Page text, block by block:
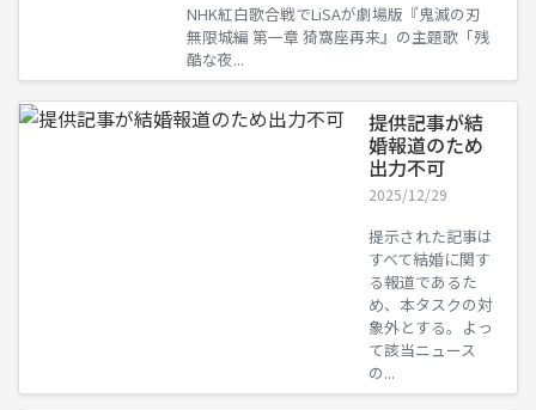
NHK紅白歌合戦でLiSAが劇場版『鬼滅の刃
無限城編 第一章 猗窩座再来』の主題歌「残
酷な夜...
提供記事が結
婚報道のため
出力不可
2025/12/29
提示された記事は
すべて結婚に関す
る報道であるた
め、本タスクの対
象外とする。よっ
て該当ニュース
の...